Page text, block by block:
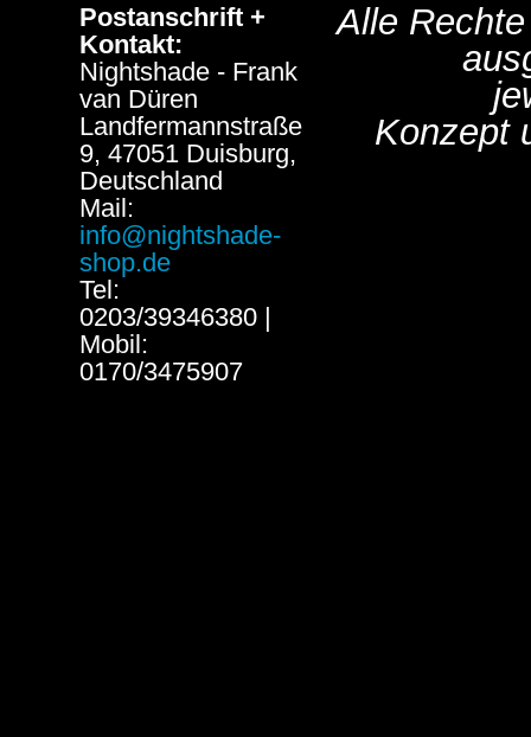
Postanschrift +
Kontakt:
Nightshade - Frank
van Düren
Landfermannstraße
9, 47051 Duisburg,
Deutschland
Mail:
info@nightshade-
shop.de
Tel:
0203/39346380 |
Mobil:
0170/3475907
Alle
Konzept